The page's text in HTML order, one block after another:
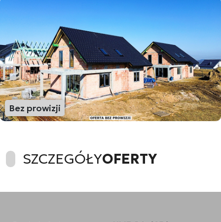
Bez prowizji
SZCZEGÓŁYOFERTY